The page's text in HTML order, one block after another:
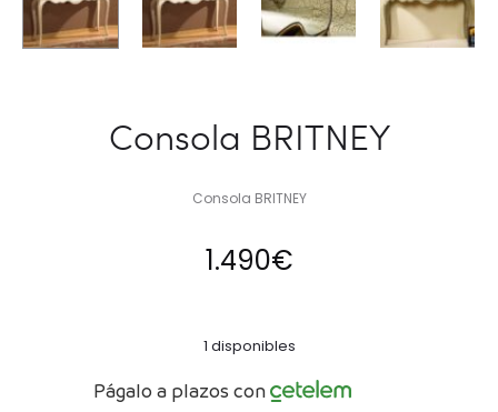
Consola BRITNEY
Consola BRITNEY
1.490€
1 disponibles
Págalo a plazos con